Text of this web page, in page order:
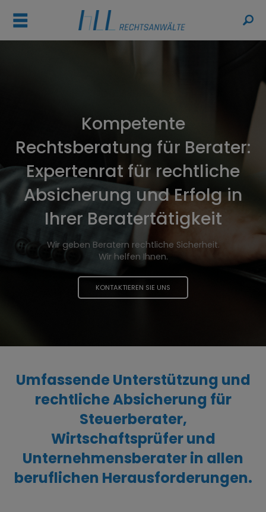
ř
Kompetente
Rechtsberatung für Berater:
Expertenrat für rechtliche
Absicherung und Erfolg in
Ihrer Beratertätigkeit
Wir geben Beratern rechtliche Sicherheit.
Wir helfen Ihnen.
KONTAKTIEREN SIE UNS
Umfassende Unterstützung und
rechtliche Absicherung für
Steuerberater,
Wirtschaftsprüfer und
Unternehmensberater in allen
beruflichen Herausforderungen.